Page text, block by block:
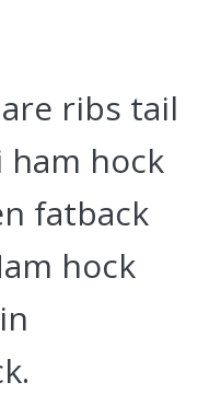
ribs tail
ham hock
fatback
hock